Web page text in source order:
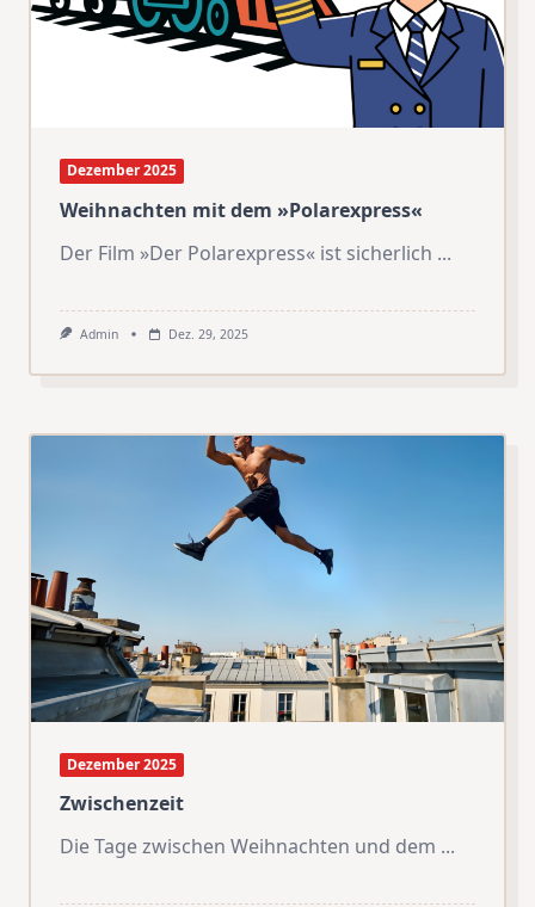
Dezember 2025
Weihnachten mit dem »Polarexpress«
Der Film »Der Polarexpress« ist sicherlich ...
Admin Dez. 29, 2025
Dezember 2025
Zwischenzeit
Die Tage zwischen Weihnachten und dem ...